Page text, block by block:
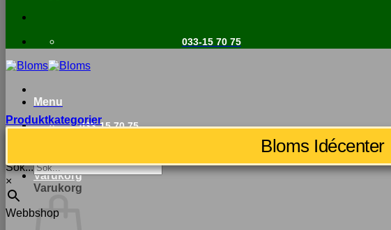
033-15 70 75
Menu
033-15 70 75
OFFERTLISTA
Varukorg
Varukorg
Produktkategorier
Bloms Idécenter
Sök...
×
Webbshop